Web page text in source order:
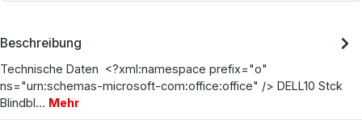
Beschreibung
Technische Daten <?xml:namespace prefix="o"
ns="urn:schemas-microsoft-com:office:office" /> DELL10 Stck
Blindbl… Mehr